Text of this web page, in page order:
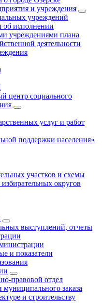
и учреждения
учреждений
исполнении
учреждениями плана
деятельности
центр социального
услуг и работ
поддержки населения»
участков и схемы
округов
выступлений, отчеты
и показатели
правовой отдел
муниципального заказа
и строительству